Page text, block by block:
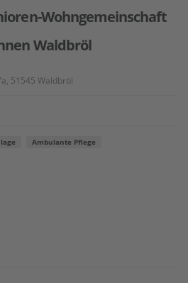
Wohngemeinschaft
Waldbröl
51545 Waldbröl
Ambulante Pflege